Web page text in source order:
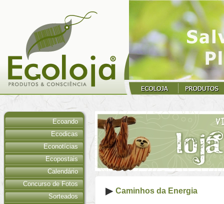
Ecoando
Ecodicas
Econotícias
Ecopostais
Calendário
Concurso de Fotos
Sorteados
Caminhos da Energia